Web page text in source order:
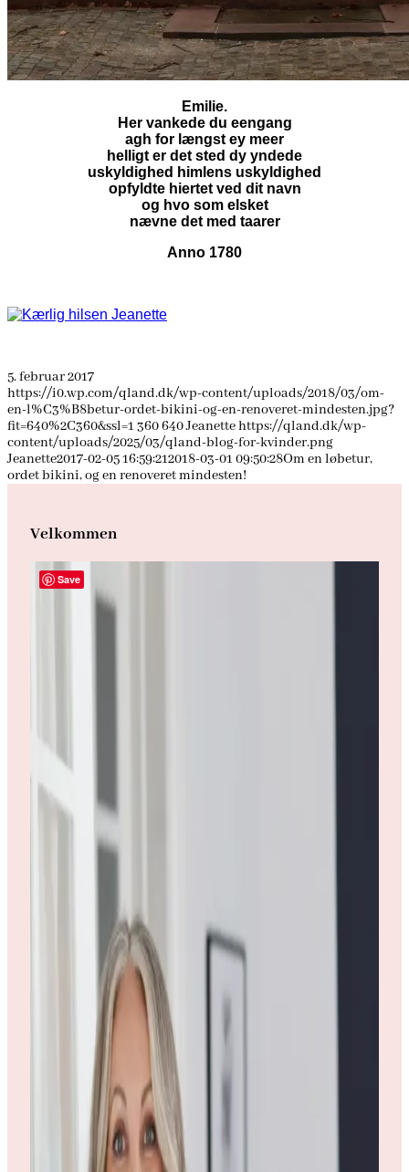
Emilie.
Her vankede du eengang
agh for længst ey meer
helligt er det sted dy yndede
uskyldighed himlens uskyldighed
opfyldte hiertet ved dit navn
og hvo som elsket
nævne det med taarer
Anno 1780
5. februar 2017
https://i0.wp.com/qland.dk/wp-content/uploads/2018/03/om-
en-l%C3%B8betur-ordet-bikini-og-en-renoveret-mindesten.jpg?
fit=640%2C360&ssl=1 360640Jeanettehttps://qland.dk/wp-
content/uploads/2025/03/qland-blog-for-kvinder.png
Jeanette2017-02-05 16:59:212018-03-01 09:50:28Om en løbetur,
ordet bikini, og en renoveret mindesten!
Velkommen
Save